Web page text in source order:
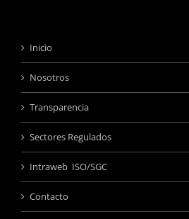
Inicio
Nosotros
Transparencia
Sectores Regulados
Intraweb ISO/SGC
Contacto